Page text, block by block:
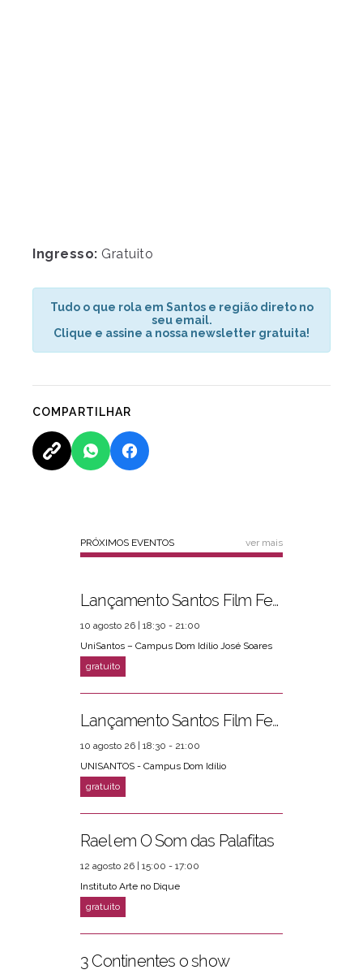
Ingresso: Gratuito
Tudo o que rola em Santos e região direto no
seu email.
Clique e assine a nossa newsletter gratuita!
COMPARTILHAR
PRÓXIMOS EVENTOS ver mais
Lançamento Santos Film Fest
10 agosto 26 | 18:30 - 21:00
UniSantos – Campus Dom Idílio José Soares
Lançamento Santos Film Fest
10 agosto 26 | 18:30 - 21:00
UNISANTOS - Campus Dom Idílio
Rael em O Som das Palafitas
12 agosto 26 | 15:00 - 17:00
Instituto Arte no Dique
3 Continentes o show